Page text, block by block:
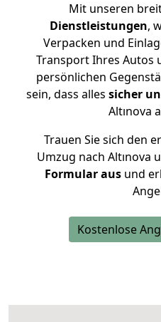
Mit unseren
Dienstleistungen,
Verpacken und
Transport Ihres Autos
persönlichen
sein, dass alles sicher
Altınova
Trauen Sie sich den
Umzug nach Altınova
Formular ausund
Kostenlose